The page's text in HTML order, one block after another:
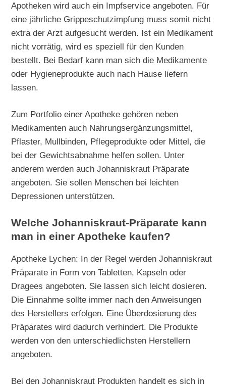
Apotheken wird auch ein Impfservice angeboten. Für
eine jährliche Grippeschutzimpfung muss somit nicht
extra der Arzt aufgesucht werden. Ist ein Medikament
nicht vorrätig, wird es speziell für den Kunden
bestellt. Bei Bedarf kann man sich die Medikamente
oder Hygieneprodukte auch nach Hause liefern
lassen.
Zum Portfolio einer Apotheke gehören neben
Medikamenten auch Nahrungsergänzungsmittel,
Pflaster, Mullbinden, Pflegeprodukte oder Mittel, die
bei der Gewichtsabnahme helfen sollen. Unter
anderem werden auch Johanniskraut Präparate
angeboten. Sie sollen Menschen bei leichten
Depressionen unterstützen.
Welche Johanniskraut-Präparate kann
man in einer Apotheke kaufen?
Apotheke Lychen: In der Regel werden Johanniskraut
Präparate in Form von Tabletten, Kapseln oder
Dragees angeboten. Sie lassen sich leicht dosieren.
Die Einnahme sollte immer nach den Anweisungen
des Herstellers erfolgen. Eine Überdosierung des
Präparates wird dadurch verhindert. Die Produkte
werden von den unterschiedlichsten Herstellern
angeboten.
Bei den Johanniskraut Produkten handelt es sich in